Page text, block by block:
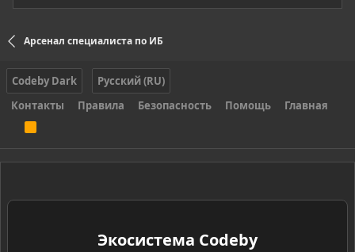
Арсенал специалиста по ИБ
Codeby Dark
Русский (RU)
Контакты
Правила Безопасность Помощь Главная
S
Экосистема Codeby